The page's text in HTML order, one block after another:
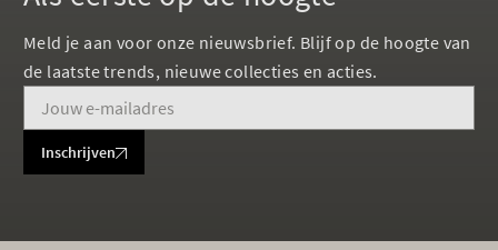
Meld je aan voor onze nieuwsbrief. Blijf op de hoogte van
de laatste trends, nieuwe collecties en acties.
Inschrijven